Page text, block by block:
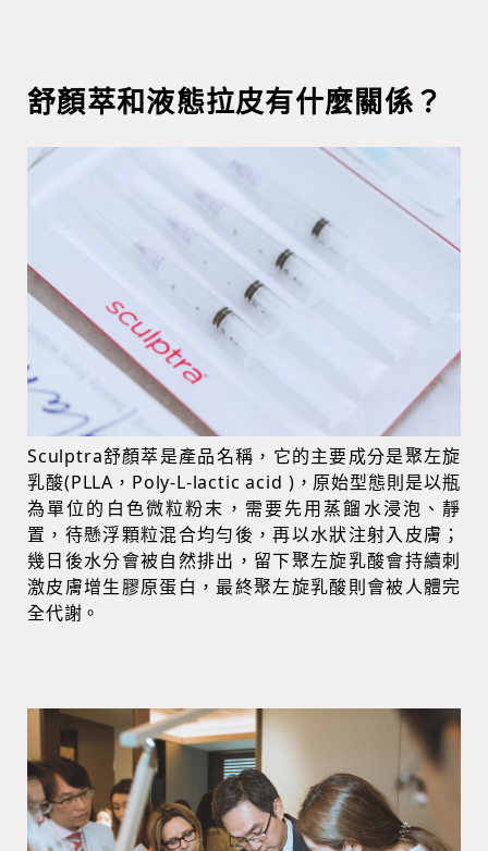
舒顏萃和液態拉皮有什麼關係？
Sculptra舒顏萃是產品名稱，它的主要成分是聚左旋
乳酸(PLLA，Poly-L-lactic acid )，原始型態則是以瓶
為單位的白色微粒粉末，需要先用蒸餾水浸泡、靜
置，待懸浮顆粒混合均勻後，再以水狀注射入皮膚；
幾日後水分會被自然排出，留下聚左旋乳酸會持續刺
激皮膚增生膠原蛋白，最終聚左旋乳酸則會被人體完
全代謝。